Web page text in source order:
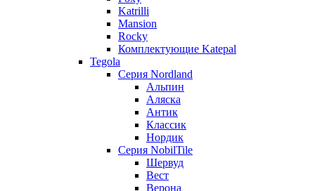
Katrilli
Mansion
Rocky
Комплектующие Katepal
Tegola
Серия Nordland
Альпин
Аляска
Антик
Классик
Нордик
Серия NobilTile
Шервуд
Вест
Верона